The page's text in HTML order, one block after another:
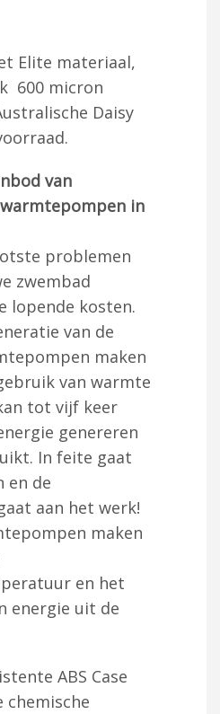
Elite materiaal,
600 micron
Daisy
van
in
problemen
zwembad
lopende kosten.
van de
maken
van warmte
tot vijf keer
genereren
In feite gaat
en de
aan het werk!
maken
en het
energie uit de
ABS Case
chemische